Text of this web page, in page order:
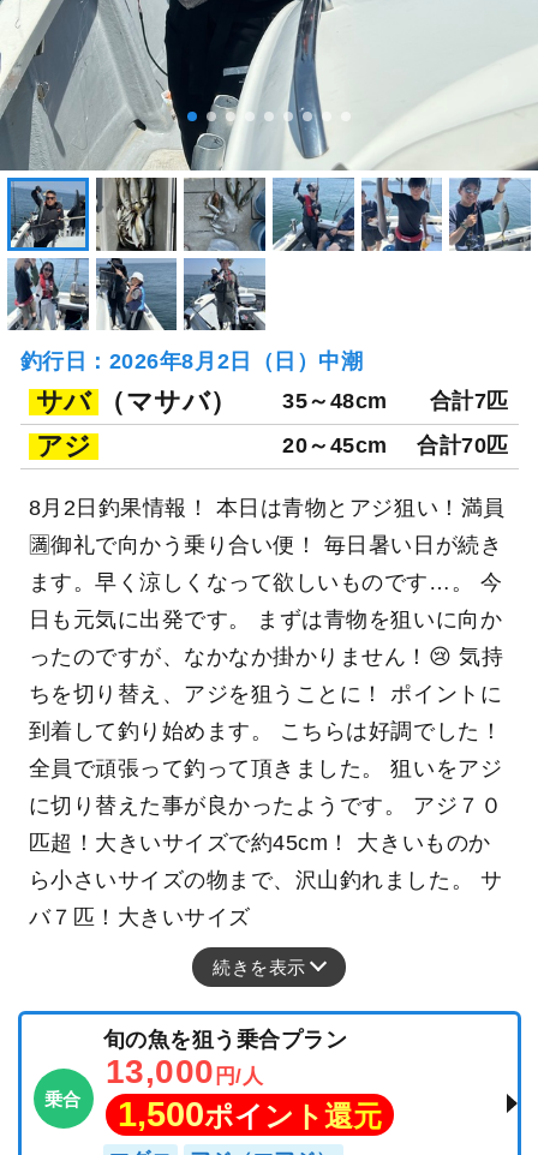
釣行日：2026年8月2日（日）中潮
サバ （マサバ） 35～48cm 合計7匹
アジ 20～45cm 合計70匹
8月2日釣果情報！ 本日は青物とアジ狙い！満員
🈵御礼で向かう乗り合い便！ 毎日暑い日が続き
ます。早く涼しくなって欲しいものです…。 今
日も元気に出発です。 まずは青物を狙いに向か
ったのですが、なかなか掛かりません！😢 気持
ちを切り替え、アジを狙うことに！ ポイントに
到着して釣り始めます。 こちらは好調でした！
全員で頑張って釣って頂きました。 狙いをアジ
に切り替えた事が良かったようです。 アジ７０
匹超！大きいサイズで約45cm！ 大きいものか
ら小さいサイズの物まで、沢山釣れました。 サ
バ７匹！大きいサイズ
続きを表示
乗合
旬の魚を狙う乗合プラン
13,000 円/人
1,500ポイント還元